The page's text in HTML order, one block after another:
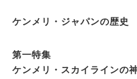
ケンメリ・ジャパンの歴史
第一特集
ケンメリ・スカイラインの